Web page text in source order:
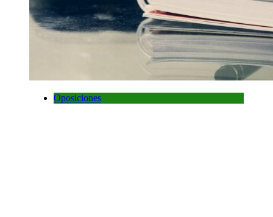
Oposiciones